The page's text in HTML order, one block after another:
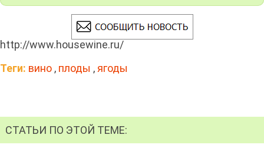
http://www.housewine.ru/
Теги: вино , плоды , ягоды
СТАТЬИ ПО ЭТОЙ ТЕМЕ: